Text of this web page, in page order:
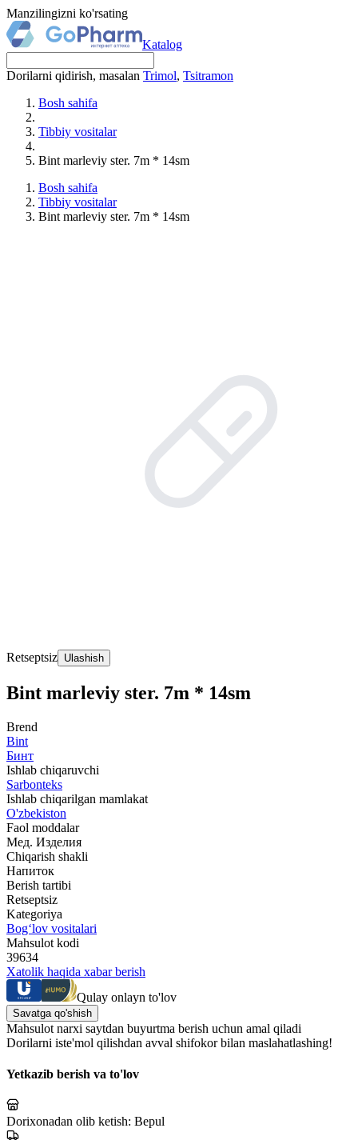
Manzilingizni ko'rsating
Katalog
Dorilarni qidirish, masalan Trimol, Tsitramon
Bosh sahifa
Tibbiy vositalar
Bint marleviy ster. 7m * 14sm
Bosh sahifa
Tibbiy vositalar
Bint marleviy ster. 7m * 14sm
Retseptsiz Ulashish
Bint marleviy ster. 7m * 14sm
Brend
Bint
Бинт
Ishlab chiqaruvchi
Sarbonteks
Ishlab chiqarilgan mamlakat
O'zbekiston
Faol moddalar
Мед. Изделия
Chiqarish shakli
Напиток
Berish tartibi
Retseptsiz
Kategoriya
Bog‘lov vositalari
Mahsulot kodi
39634
Xatolik haqida xabar berish
Qulay onlayn to'lov
Savatga qo'shish
Mahsulot narxi saytdan buyurtma berish uchun amal qiladi
Dorilarni iste'mol qilishdan avval shifokor bilan maslahatlashing!
Yetkazib berish va to'lov
Dorixonadan olib ketish: Bepul